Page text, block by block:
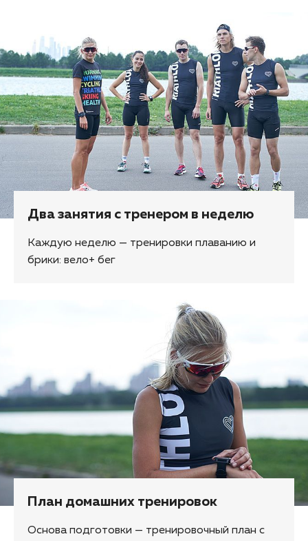
Два занятия с тренером в неделю
Каждую неделю — тренировки плаванию и
брики: вело+ бег
План домашних тренировок
Основа подготовки — тренировочный план с